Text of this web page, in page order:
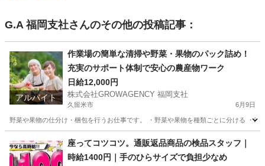
G.A 福岡支社さんのその他の投稿記事：
アルバイト
作業場の簡単な清掃や野菜・果物のパック詰め！
充実のサポート体制で安心の農産物ワーク
日給12,000円
株式会社GROWAGENCY 福岡支社
久留米市 6月9日
野菜や果物の仕分け・梱包を行うお仕事です。 ・野菜や果物を種類ごとに分ける ・
仕分け
座ってコツコツ。通販返品商品の検品スタッフ｜
時給1400円｜手のひらサイズで負担少なめ